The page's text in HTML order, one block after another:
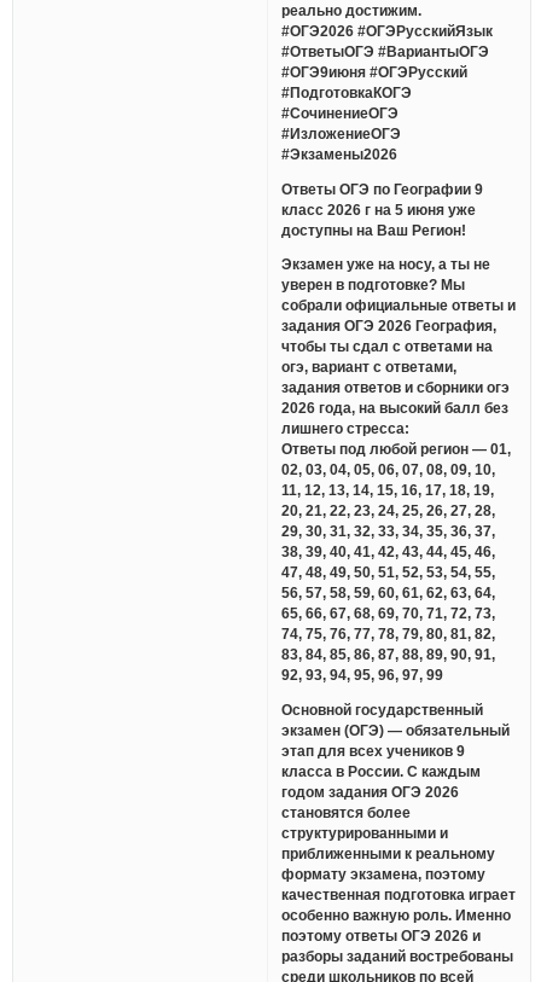
реально достижим.
#ОГЭ2026 #ОГЭРусскийЯзык
#ОтветыОГЭ #ВариантыОГЭ
#ОГЭ9июня #ОГЭРусский
#ПодготовкаКОГЭ
#СочинениеОГЭ
#ИзложениеОГЭ
#Экзамены2026
Ответы ОГЭ по Географии 9
класс 2026 г на 5 июня уже
доступны на Ваш Регион!
Экзамен уже на носу, а ты не
уверен в подготовке? Мы
собрали официальные ответы и
задания ОГЭ 2026 География,
чтобы ты сдал с ответами на
огэ, вариант с ответами,
задания ответов и сборники огэ
2026 года, на высокий балл без
лишнего стресса:
Ответы под любой регион — 01,
02, 03, 04, 05, 06, 07, 08, 09, 10,
11, 12, 13, 14, 15, 16, 17, 18, 19,
20, 21, 22, 23, 24, 25, 26, 27, 28,
29, 30, 31, 32, 33, 34, 35, 36, 37,
38, 39, 40, 41, 42, 43, 44, 45, 46,
47, 48, 49, 50, 51, 52, 53, 54, 55,
56, 57, 58, 59, 60, 61, 62, 63, 64,
65, 66, 67, 68, 69, 70, 71, 72, 73,
74, 75, 76, 77, 78, 79, 80, 81, 82,
83, 84, 85, 86, 87, 88, 89, 90, 91,
92, 93, 94, 95, 96, 97, 99
Основной государственный
экзамен (ОГЭ) — обязательный
этап для всех учеников 9
класса в России. С каждым
годом задания ОГЭ 2026
становятся более
структурированными и
приближенными к реальному
формату экзамена, поэтому
качественная подготовка играет
особенно важную роль. Именно
поэтому ответы ОГЭ 2026 и
разборы заданий востребованы
среди школьников по всей